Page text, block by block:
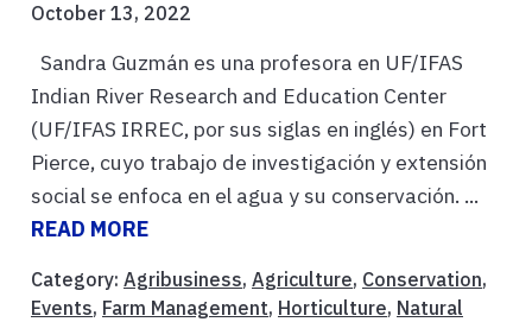
October 13, 2022
Sandra Guzmán es una profesora en UF/IFAS
Indian River Research and Education Center
(UF/IFAS IRREC, por sus siglas en inglés) en Fort
Pierce, cuyo trabajo de investigación y extensión
social se enfoca en el agua y su conservación. ...
READ MORE
Category: Agribusiness, Agriculture, Conservation,
Events, Farm Management, Horticulture, Natural